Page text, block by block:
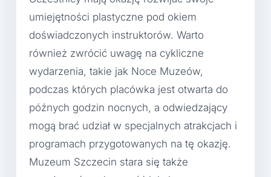
umiejętności plastyczne pod okiem
doświadczonych instruktorów. Warto
również zwrócić uwagę na cykliczne
wydarzenia, takie jak Noce Muzeów,
podczas których placówka jest otwarta do
późnych godzin nocnych, a odwiedzający
mogą brać udział w specjalnych atrakcjach i
programach przygotowanych na tę okazję.
Muzeum Szczecin stara się także